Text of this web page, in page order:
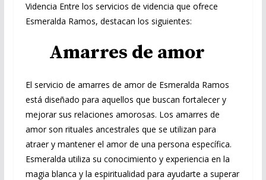
Videncia Entre los servicios de videncia que ofrece
Esmeralda Ramos, destacan los siguientes:
Amarres de amor
El servicio de amarres de amor de Esmeralda Ramos
está diseñado para aquellos que buscan fortalecer y
mejorar sus relaciones amorosas. Los amarres de
amor son rituales ancestrales que se utilizan para
atraer y mantener el amor de una persona específica.
Esmeralda utiliza su conocimiento y experiencia en la
magia blanca y la espiritualidad para ayudarte a superar